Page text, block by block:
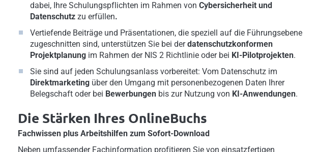
dabei, Ihre Schulungspflichten im Rahmen von Cybersicherheit und
Datenschutz zu erfüllen.
Vertiefende Beiträge und Präsentationen, die speziell auf die Führungsebene
zugeschnitten sind, unterstützen Sie bei derdatenschutzkonformen
Projektplanung im Rahmen der NIS 2 Richtlinie oder bei KI-Pilotprojekten.
Sie sind auf jeden Schulungsanlass vorbereitet: Vom Datenschutz im
Direktmarketing über den Umgang mit personenbezogenen Daten Ihrer
Belegschaft oder bei Bewerbungen bis zur Nutzung von KI-Anwendungen.
Die Stärken Ihres OnlineBuchs
Fachwissen plus Arbeitshilfen zum Sofort-Download
Neben umfassender Fachinformation profitieren Sie von einsatzfertigen